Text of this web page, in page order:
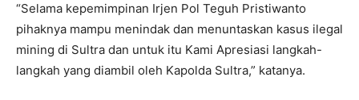
“Selama kepemimpinan Irjen Pol Teguh Pristiwanto
pihaknya mampu menindak dan menuntaskan kasus ilegal
mining di Sultra dan untuk itu Kami Apresiasi langkah-
langkah yang diambil oleh Kapolda Sultra,” katanya.